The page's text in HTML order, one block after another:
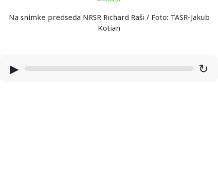
Na snímke predseda NRSR Richard Raši / Foto: TASR-Jakub
Kotian
▶ ↻